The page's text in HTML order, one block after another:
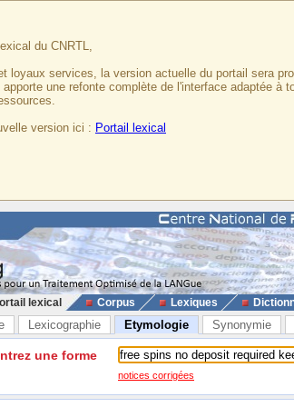
du CNRTL,
loyaux services, la version actuelle du portail sera
apporte une refonte complète de l'interface adaptée
version ici : Portail lexical
lexical Corpus Lexiques
Lexicographie Etymologie Synonymie
une forme
notices corrigées